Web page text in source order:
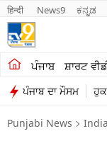
हिन्दी News9 ಕನ್ನಡ
ਪੰਜਾਬ ਸ਼ਾਰਟ
ਪੰਜਾਬ ਦਾ ਮੌਸਮ
ਖੇਤੀਬਾੜੀ
ਸ਼ਾਰਟ ਵੀਡੀਓਜ਼
ਕਾਰੋਬਾਰ
Punjabi News India